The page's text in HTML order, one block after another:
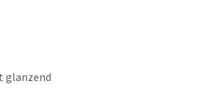
glanzend